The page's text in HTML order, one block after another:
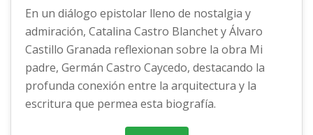
En un diálogo epistolar lleno de nostalgia y
admiración, Catalina Castro Blanchet y Álvaro
Castillo Granada reflexionan sobre la obra Mi
padre, Germán Castro Caycedo, destacando la
profunda conexión entre la arquitectura y la
escritura que permea esta biografía.